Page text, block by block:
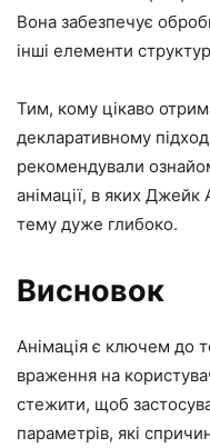
Вона забезпечує
інші елементи
Тим, кому цікаво
декларативному
рекомендували
анімації, в яких Джейк
тему дуже глибоко.
Висновок
Анімація є ключем до
враження на
стежити, щоб
параметрів, які